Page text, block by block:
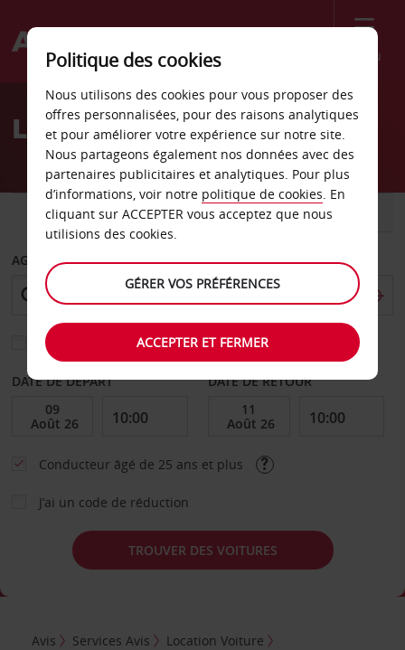
Menu
Welcome
AvisLocation de voiture Dalby
VOITURE UTILITAIRE
AGENCE DE DÉPART
Sélectionnez une autre agence de retour
DATE DE DÉPART DATE DE RETOUR
Conducteur âgé de 25 ans et plus
J’ai un code de réduction
TROUVER DES VOITURES
Avis Services Avis
Location Voiture
Politique des cookies
Nous utilisons des cookies pour vous proposer des
offres personnalisées, pour des raisons analytiques
et pour améliorer votre expérience sur notre site.
Nous partageons également nos données avec des
partenaires publicitaires et analytiques. Pour plus
d’informations, voir notre politique de cookies. En
cliquant sur ACCEPTER vous acceptez que nous
utilisions des cookies.
GÉRER VOS PRÉFÉRENCES
ACCEPTER ET FERMER